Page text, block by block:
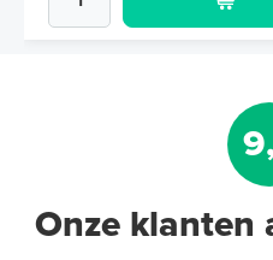
Onze klanten